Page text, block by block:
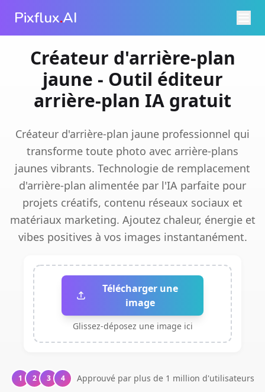
Pixflux.AI
Créateur d'arrière-plan
jaune - Outil éditeur
arrière-plan IA gratuit
Créateur d'arrière-plan jaune professionnel qui
transforme toute photo avec arrière-plans
jaunes vibrants. Technologie de remplacement
d'arrière-plan alimentée par l'IA parfaite pour
projets créatifs, contenu réseaux sociaux et
matériaux marketing. Ajoutez chaleur, énergie et
vibes positives à vos images instantanément.
Télécharger une
image
Glissez-déposez une image ici
1 2 3 4 Approuvé par plus de 1 million d'utilisateurs